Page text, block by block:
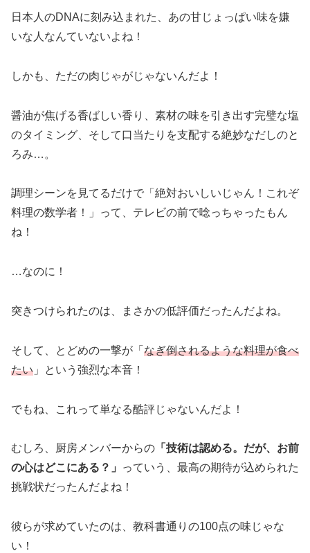
日本人のDNAに刻み込まれた、あの甘じょっぱい味を嫌
いな人なんていないよね！
しかも、ただの肉じゃがじゃないんだよ！
醤油が焦げる香ばしい香り、素材の味を引き出す完璧な塩
のタイミング、そして口当たりを支配する絶妙なだしのと
ろみ…。
調理シーンを見てるだけで「絶対おいしいじゃん！これぞ
料理の数学者！」って、テレビの前で唸っちゃったもん
ね！
…なのに！
突きつけられたのは、まさかの低評価だったんだよね。
そして、とどめの一撃が「 なぎ倒されるような料理が食べ
たい 」という強烈な本音！
でもね、これって単なる酷評じゃないんだよ！
むしろ、厨房メンバーからの 「技術は認める。だが、お前
の心はどこにある？」
っていう、最高の期待が込められた
挑戦状だったんだよね！
彼らが求めていたのは、教科書通りの100点の味じゃな
い！